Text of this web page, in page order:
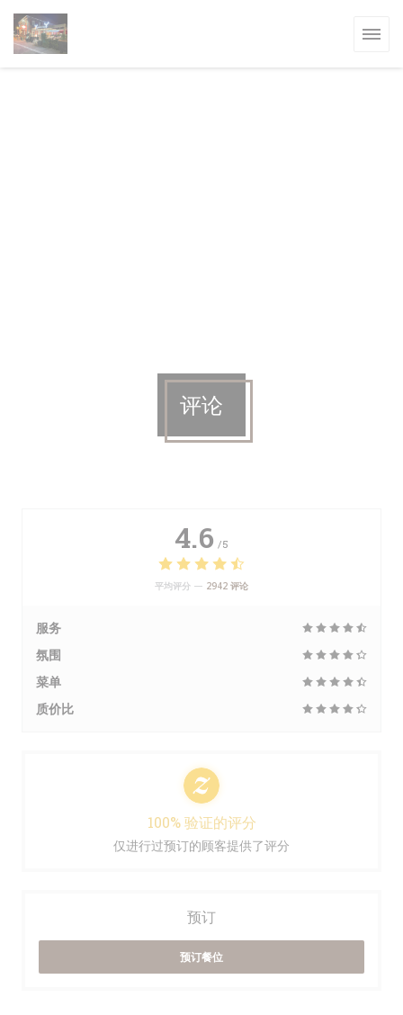
评论
4.6 /5
平均评分 — 2942 评论
服务
氛围
菜单
质价比
100% 验证的评分
仅进行过预订的顾客提供了评分
预订
预订餐位